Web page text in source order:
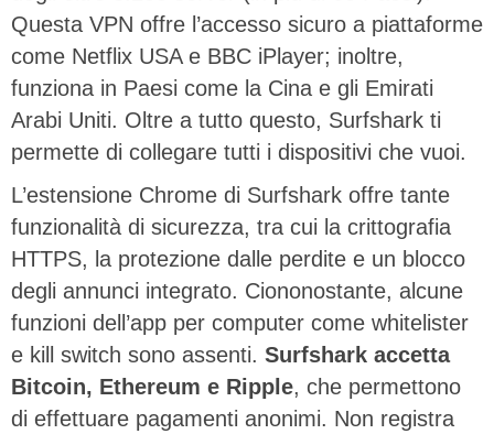
Questa VPN offre l’accesso sicuro a piattaforme
come Netflix USA e BBC iPlayer; inoltre,
funziona in Paesi come la Cina e gli Emirati
Arabi Uniti. Oltre a tutto questo, Surfshark ti
permette di collegare tutti i dispositivi che vuoi.
L’estensione Chrome di Surfshark offre tante
funzionalità di sicurezza, tra cui la crittografia
HTTPS, la protezione dalle perdite e un blocco
degli annunci integrato. Ciononostante, alcune
funzioni dell’app per computer come whitelister
e kill switch sono assenti. Surfshark accetta
Bitcoin, Ethereum e Ripple, che permettono
di effettuare pagamenti anonimi. Non registra